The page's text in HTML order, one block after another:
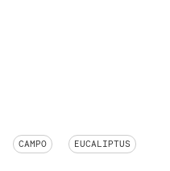
CAMPO EUCALIPTUS